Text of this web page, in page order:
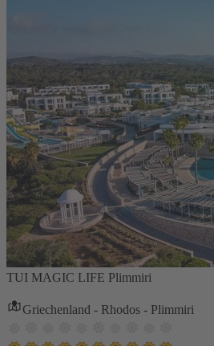
TUI MAGIC LIFE Plimmiri
Griechenland - Rhodos - Plimmiri